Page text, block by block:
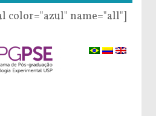
color="azul" name="all"]